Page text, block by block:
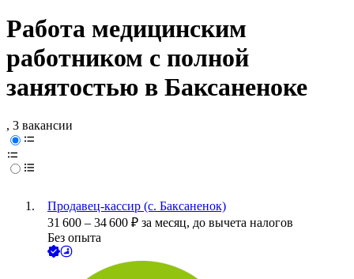
Работа медицинским
работником с полной
занятостью в Баксаненоке
, 3 вакансии
Продавец-кассир (с. Баксаненок)
31 600 – 34 600 ₽ за месяц, до вычета налогов
Без опыта